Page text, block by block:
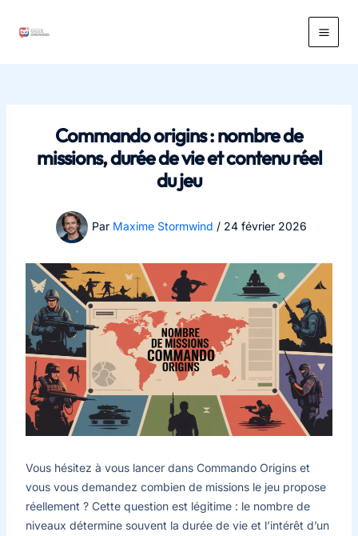
Main
Commando origins : nombre de
missions, durée de vie et contenu réel
du jeu
Par Maxime Stormwind / 24 février 2026
Vous hésitez à vous lancer dans Commando Origins et
vous vous demandez combien de missions le jeu propose
réellement ? Cette question est légitime : le nombre de
niveaux détermine souvent la durée de vie et l’intérêt d’un